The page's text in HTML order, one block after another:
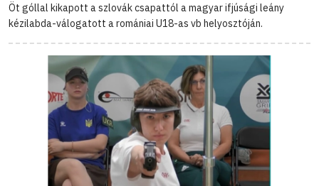
Öt góllal kikapott a szlovák csapattól a magyar ifjúsági leány
kézilabda-válogatott a romániai U18-as vb helyosztóján.